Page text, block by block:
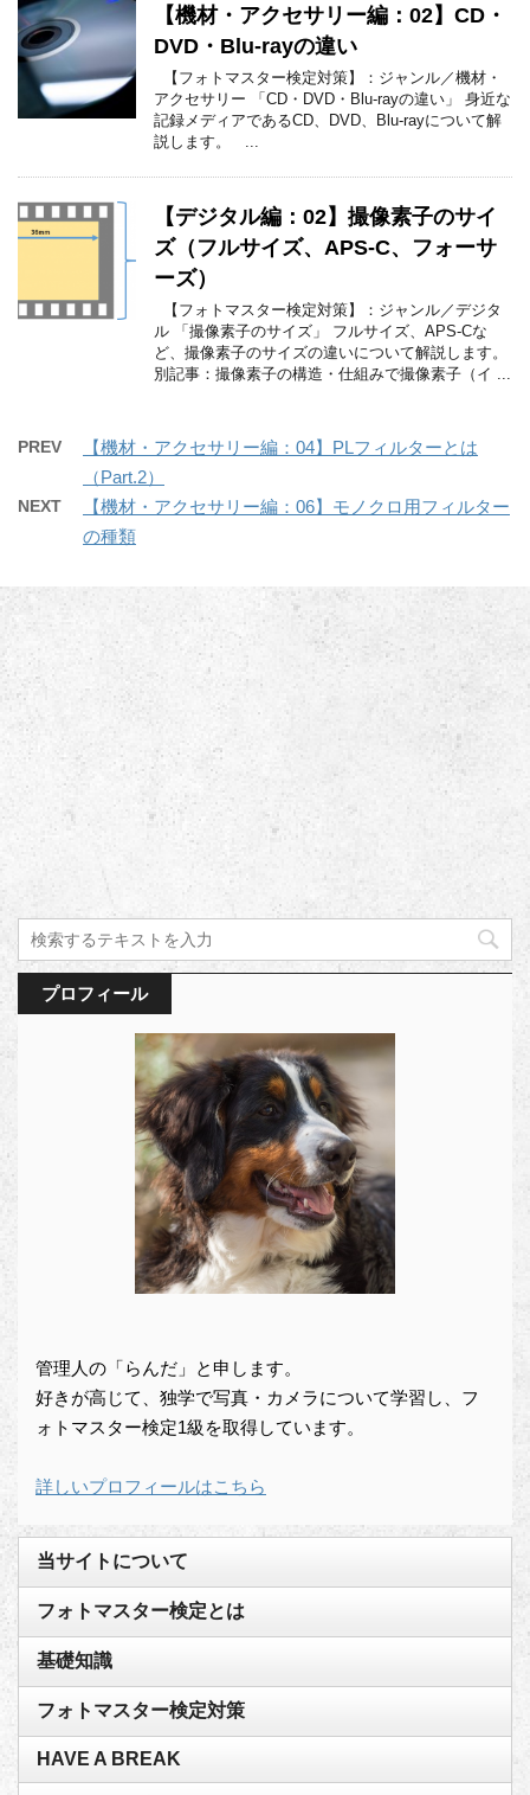
【機材・アクセサリー編：02】CD・
DVD・Blu-rayの違い
【フォトマスター検定対策】：ジャンル／機材・
アクセサリー 「CD・DVD・Blu-rayの違い」 身近な
記録メディアであるCD、DVD、Blu-rayについて解
説します。 ...
【デジタル編：02】撮像素子のサイ
ズ（フルサイズ、APS-C、フォーサ
ーズ）
【フォトマスター検定対策】：ジャンル／デジタ
ル 「撮像素子のサイズ」 フルサイズ、APS-Cな
ど、撮像素子のサイズの違いについて解説します。
別記事：撮像素子の構造・仕組みで撮像素子（イ ...
PREV
【機材・アクセサリー編：04】PLフィルターとは
（Part.2）
NEXT
【機材・アクセサリー編：06】モノクロ用フィルター
の種類
プロフィール
管理人の「らんだ」と申します。
好きが高じて、独学で写真・カメラについて学習し、フ
ォトマスター検定1級を取得しています。
詳しいプロフィールはこちら
当サイトについて
フォトマスター検定とは
基礎知識
フォトマスター検定対策
HAVE A BREAK